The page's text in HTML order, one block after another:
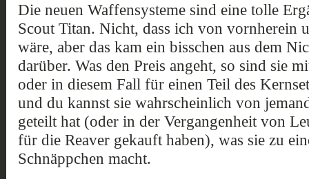
Die neuen Waffensysteme sind eine tolle
Scout Titan. Nicht, dass ich von vornherein
wäre, aber das kam ein bisschen aus dem
darüber. Was den Preis angeht, so sind sie
oder in diesem Fall für einen Teil des
und du kannst sie wahrscheinlich von
geteilt hat (oder in der Vergangenheit von
für die Reaver gekauft haben), was sie zu
Schnäppchen macht.